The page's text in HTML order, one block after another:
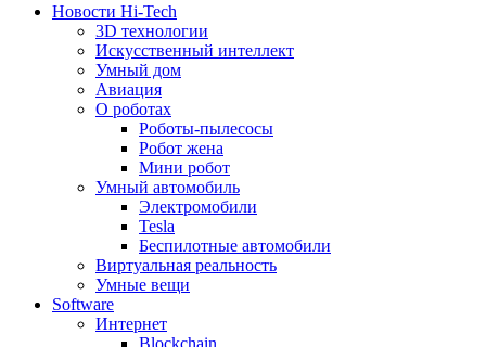
Новости Hi-Tech
3D технологии
Искусственный интеллект
Умный дом
Авиация
О роботах
Роботы-пылесосы
Робот жена
Мини робот
Умный автомобиль
Электромобили
Tesla
Беспилотные автомобили
Виртуальная реальность
Умные вещи
Software
Интернет
Blockchain